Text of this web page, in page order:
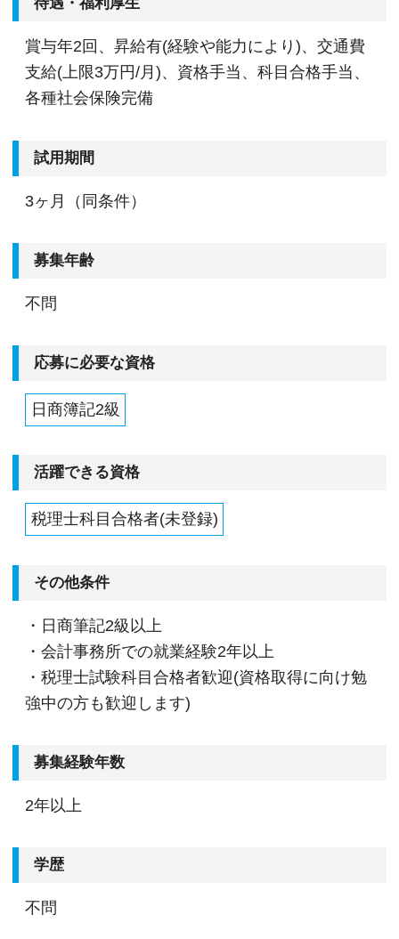
待遇・福利厚生
賞与年2回、昇給有(経験や能力により)、交通費
支給(上限3万円/月)、資格手当、科目合格手当、
各種社会保険完備
試用期間
3ヶ月（同条件）
募集年齢
不問
応募に必要な資格
日商簿記2級
活躍できる資格
税理士科目合格者(未登録)
その他条件
・日商筆記2級以上
・会計事務所での就業経験2年以上
・税理士試験科目合格者歓迎(資格取得に向け勉
強中の方も歓迎します)
募集経験年数
2年以上
学歴
不問